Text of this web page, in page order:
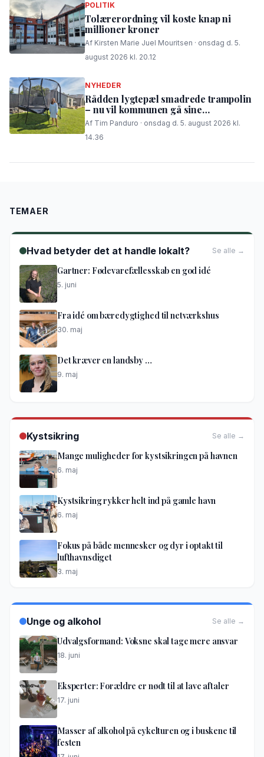
POLITIK
Tolærerordning vil koste knap ni
millioner kroner
Af Kirsten Marie Juel Mouritsen · onsdag d. 5.
august 2026 kl. 20.12
NYHEDER
Rådden lygtepæl smadrede trampolin
– nu vil kommunen gå sine
procedurer efter
Af Tim Panduro · onsdag d. 5. august 2026 kl.
14.36
TEMAER
Hvad betyder det at handle lokalt? Se alle →
Gartner: Fødevarefællesskab en god idé
5. juni
Fra idé om bæredygtighed til netværkshus
30. maj
Det kræver en landsby …
9. maj
Kystsikring Se alle →
Mange muligheder for kystsikringen på havnen
6. maj
Kystsikring rykker helt ind på gamle havn
6. maj
Fokus på både mennesker og dyr i optakt til
lufthavnsdiget
3. maj
Unge og alkohol Se alle →
Udvalgsformand: Voksne skal tage mere ansvar
18. juni
Eksperter: Forældre er nødt til at lave aftaler
17. juni
Masser af alkohol på cykelturen og i buskene til
festen